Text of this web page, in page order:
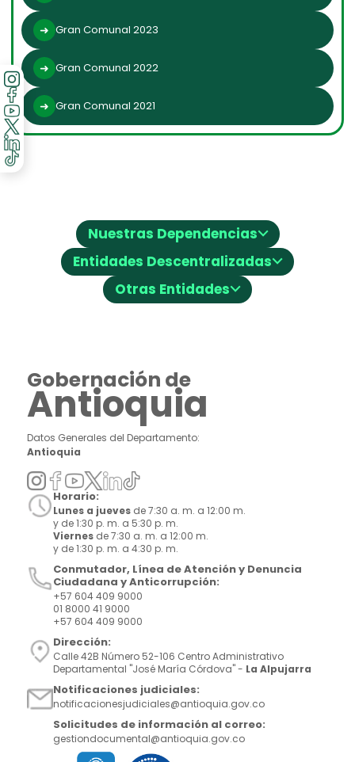
Gran Comunal 2023
Gran Comunal 2022
Gran Comunal 2021
Nuestras Dependencias⌵
Entidades Descentralizadas⌵
Otras Entidades⌵
Gobernación de
Antioquia
Datos Generales del Departamento:
Antioquia
Horario:
Lunes a jueves de 7:30 a. m. a 12:00 m.
y de 1:30 p. m. a 5:30 p. m.
Viernes de 7:30 a. m. a 12:00 m.
y de 1:30 p. m. a 4:30 p. m.
Conmutador, Línea de Atención y Denuncia
Ciudadana y Anticorrupción:
+57 604 409 9000
01 8000 41 9000
+57 604 409 9000
Dirección:
Calle 42B Número 52-106 Centro Administrativo
Departamental "José María Córdova" - La Alpujarra
Notificaciones judiciales:
notificacionesjudiciales@antioquia.gov.co
Solicitudes de información al correo:
gestiondocumental@antioquia.gov.co